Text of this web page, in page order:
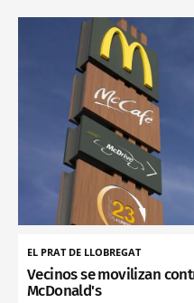
EL PRAT DE LLOBREGAT
Vecinos se movilizan
McDonald's